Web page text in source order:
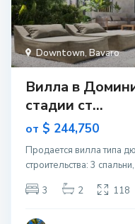
Downtown, Bavaro
Вилла в
стадии ст...
от $ 244,750
Продается вилла типа
строительcтва: 3
3
2 118